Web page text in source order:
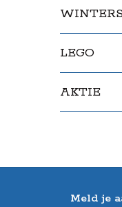
LEGO
AKTIE
Meld je